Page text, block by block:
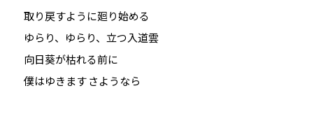
取り戻すように廻り始める
ゆらり、ゆらり、立つ入道雲
向日葵が枯れる前に
僕はゆきます さようなら